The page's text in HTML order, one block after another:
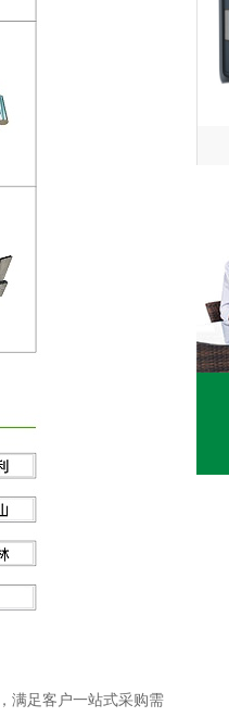
满足客户一站式采购需